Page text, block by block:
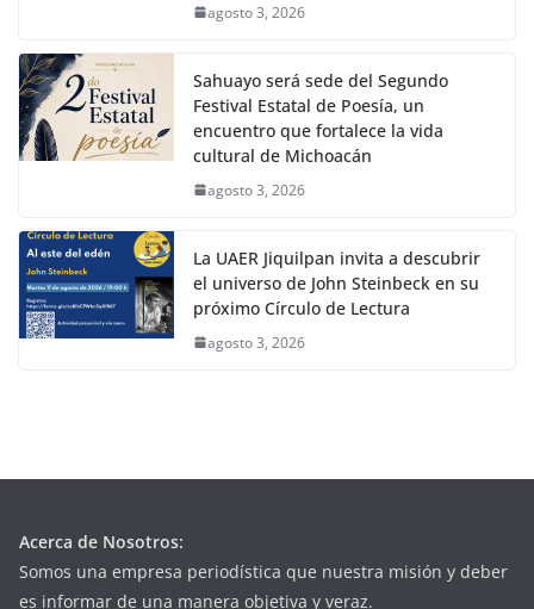
agosto 3, 2026
Sahuayo será sede del Segundo
Festival Estatal de Poesía, un
encuentro que fortalece la vida
cultural de Michoacán
agosto 3, 2026
La UAER Jiquilpan invita a descubrir
el universo de John Steinbeck en su
próximo Círculo de Lectura
agosto 3, 2026
Acerca de Nosotros:
Somos una empresa periodística que nuestra misión y deber
es informar de una manera objetiva y veraz.